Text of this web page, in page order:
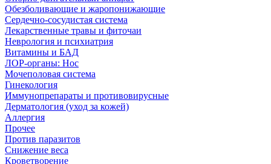
Обезболивающие и жаропонижающие
Сердечно-сосудистая система
Лекарственные травы и фиточаи
Неврология и психиатрия
Витамины и БАД
ЛОР-органы: Нос
Мочеполовая система
Гинекология
Иммунопрепараты и противовирусные
Дерматология (уход за кожей)
Аллергия
Прочее
Против паразитов
Снижение веса
Кроветворение